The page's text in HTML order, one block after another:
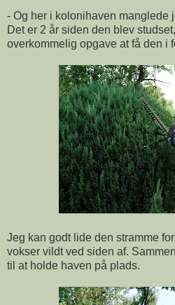
- Og her i kolonihaven manglede
Det er 2 år siden den blev
overkommelig opgave at få den i
Jeg kan godt lide den stramme
vokser vildt ved siden af.
til at holde haven på plads.